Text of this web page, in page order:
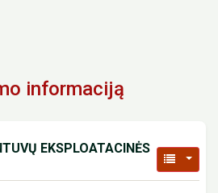
informaciją
EKSPLOATACINĖS